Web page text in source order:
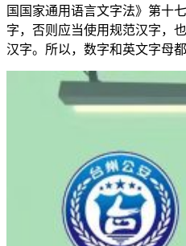
国国家通用语言文字法》第十
字，否则应当使用规范汉字，
汉字。所以，数字和英文字母